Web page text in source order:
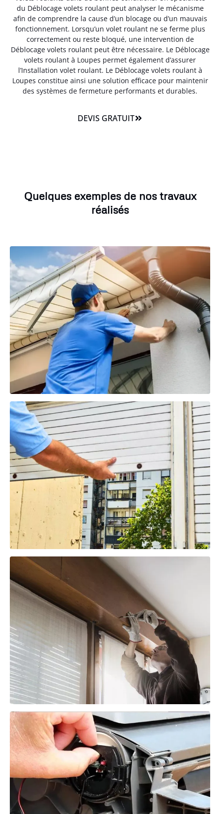
du Déblocage volets roulant peut analyser le mécanisme
afin de comprendre la cause d’un blocage ou d’un mauvais
fonctionnement. Lorsqu’un volet roulant ne se ferme plus
correctement ou reste bloqué, une intervention de
Déblocage volets roulant peut être nécessaire. Le Déblocage
volets roulant à Loupes permet également d’assurer
l’Installation volet roulant. Le Déblocage volets roulant à
Loupes constitue ainsi une solution efficace pour maintenir
des systèmes de fermeture performants et durables.
DEVIS GRATUIT
Quelques exemples de nos travaux
réalisés